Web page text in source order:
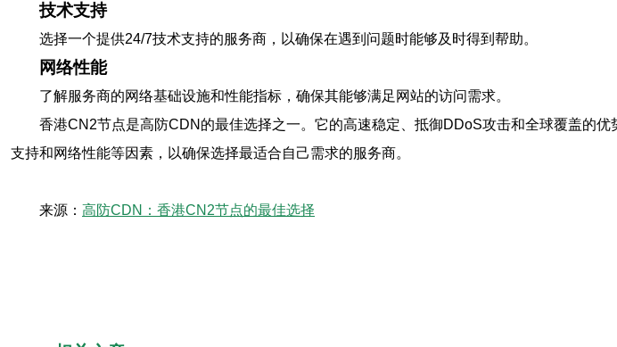
技术支持
选择一个提供24/7技术支持的服务商，以确保在遇到问题时能够及时得到帮助。
网络性能
了解服务商的网络基础设施和性能指标，确保其能够满足网站的访问需求。
香港CN2节点是高防CDN的最佳选择之一。它的高速稳定、抵御DDoS攻击和全球覆盖的
支持和网络性能等因素，以确保选择最适合自己需求的服务商。
来源： 高防CDN：香港CN2节点的最佳选择